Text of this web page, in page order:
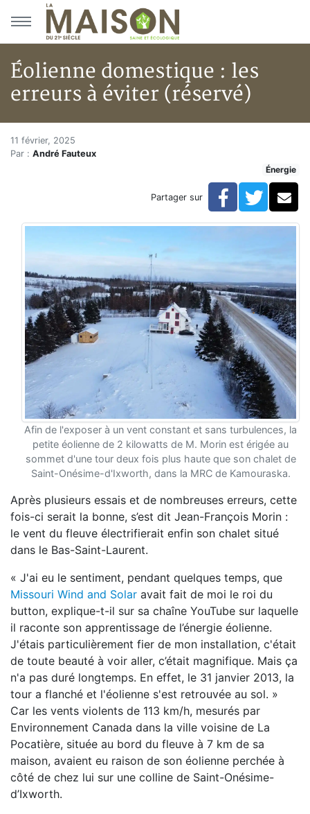
Aller au menu principal
Aller au contenu principal
Éolienne domestique : les
erreurs à éviter (réservé)
Accueil
Articles
Éolienne domestique : les erreurs à éviter (réservé)
Éolienne domestique : les
11 février, 2025
Par : André Fauteux
Énergie
Partager sur Facebook
Afin de l'exposer à un vent constant et sans turbulences, la
petite éolienne de 2 kilowatts de M. Morin est érigée au
sommet d'une tour deux fois plus haute que son chalet de
Saint-Onésime-d'Ixworth, dans la MRC de Kamouraska.
Après plusieurs essais et de nombreuses erreurs, cette
fois-ci serait la bonne, s’est dit Jean-François Morin :
le vent du fleuve électrifierait enfin son chalet situé
dans le Bas-Saint-Laurent.
« J'ai eu le sentiment, pendant quelques temps, que
Missouri Wind and Solar avait fait de moi le roi du
button, explique-t-il sur sa chaîne YouTube sur laquelle
il raconte son apprentissage de l’énergie éolienne.
J'étais particulièrement fier de mon installation, c'était
de toute beauté à voir aller, c’était magnifique. Mais ça
n'a pas duré longtemps. En effet, le 31 janvier 2013, la
tour a flanché et l'éolienne s'est retrouvée au sol. »
Car les vents violents de 113 km/h, mesurés par
Environnement Canada dans la ville voisine de La
Pocatière, située au bord du fleuve à 7 km de sa
maison, avaient eu raison de son éolienne perchée à
côté de chez lui sur une colline de Saint-Onésime-
d’Ixworth.